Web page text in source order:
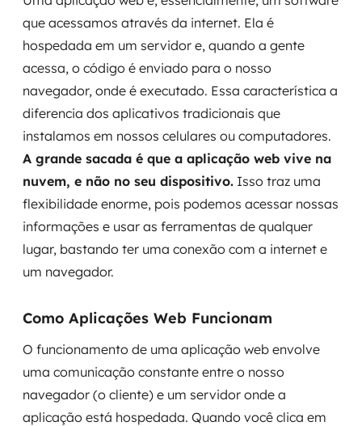
que acessamos através da internet. Ela é
hospedada em um servidor e, quando a gente
acessa, o código é enviado para o nosso
navegador, onde é executado. Essa característica a
diferencia dos aplicativos tradicionais que
instalamos em nossos celulares ou computadores.
A grande sacada é que a aplicação web vive na
nuvem, e não no seu dispositivo. Isso traz uma
flexibilidade enorme, pois podemos acessar nossas
informações e usar as ferramentas de qualquer
lugar, bastando ter uma conexão com a internet e
um navegador.
Como Aplicações Web Funcionam
O funcionamento de uma aplicação web envolve
uma comunicação constante entre o nosso
navegador (o cliente) e um servidor onde a
aplicação está hospedada. Quando você clica em